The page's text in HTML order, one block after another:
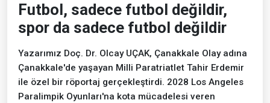
Futbol, sadece futbol değildir,
spor da sadece futbol değildir
Yazarımız Doç. Dr. Olcay UÇAK, Çanakkale Olay adına
Çanakkale'de yaşayan Milli Paratriatlet Tahir Erdemir
ile özel bir röportaj gerçekleştirdi. 2028 Los Angeles
Paralimpik Oyunları'na kota mücadelesi veren